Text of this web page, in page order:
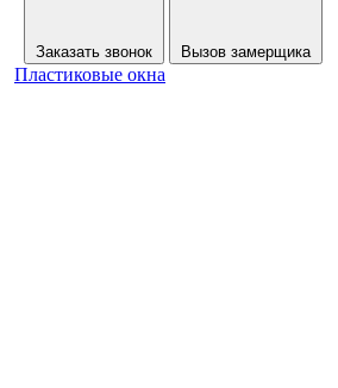
Заказать звонок Вызов замерщика
Пластиковые окна